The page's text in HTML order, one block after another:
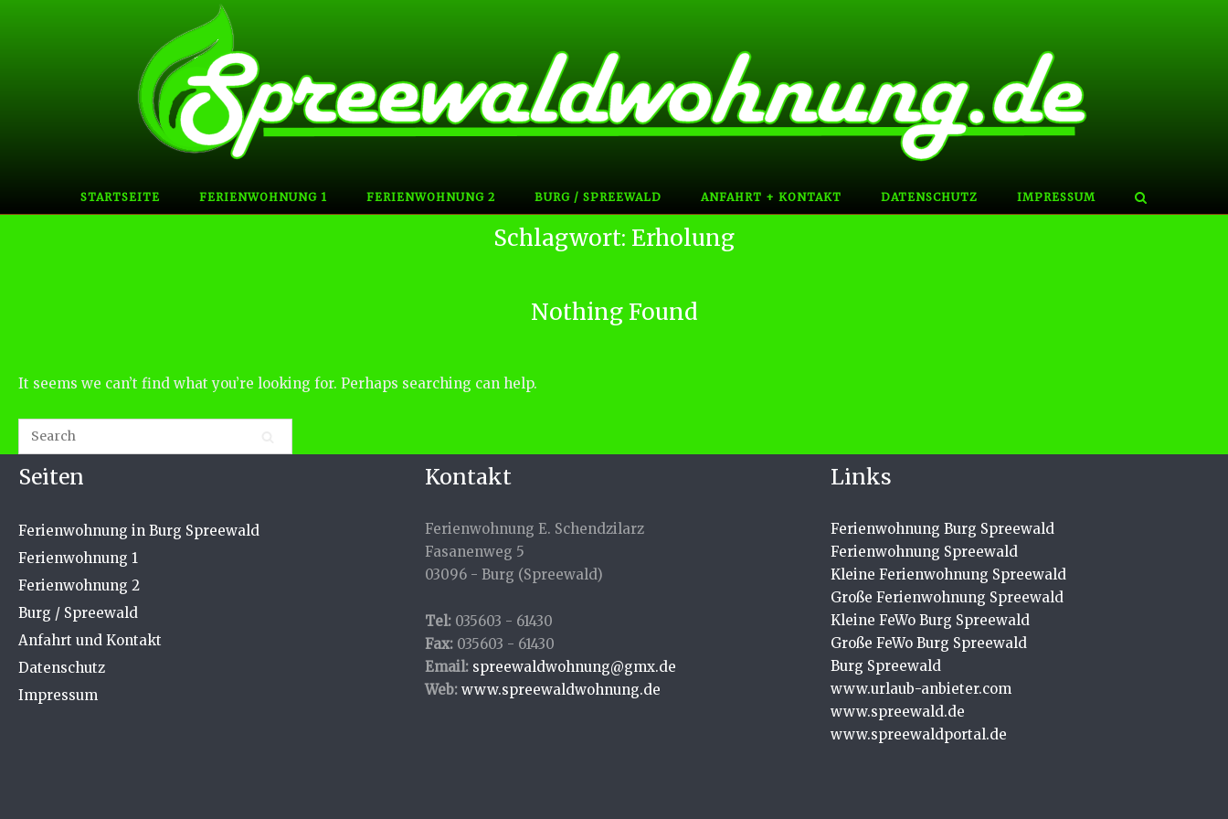
STARTSEITE FERIENWOHNUNG 1 FERIENWOHNUNG 2 BURG / SPREEWALD ANFAHRT + KONTAKT DATENSCHUTZ IMPRESSUM
Schlagwort: Erholung
Nothing Found
It seems we can’t find what you’re looking for. Perhaps searching can help.
Seiten
Ferienwohnung in Burg Spreewald
Ferienwohnung 1
Ferienwohnung 2
Burg / Spreewald
Anfahrt und Kontakt
Datenschutz
Impressum
Kontakt
Ferienwohnung E. Schendzilarz
Fasanenweg 5
03096 - Burg (Spreewald)
Tel: 035603 - 61430
Fax: 035603 - 61430
Email: spreewaldwohnung@gmx.de
Web: www.spreewaldwohnung.de
Links
Ferienwohnung Burg Spreewald
Ferienwohnung Spreewald
Kleine Ferienwohnung Spreewald
Große Ferienwohnung Spreewald
Kleine FeWo Burg Spreewald
Große FeWo Burg Spreewald
Burg Spreewald
www.urlaub-anbieter.com
www.spreewald.de
www.spreewaldportal.de